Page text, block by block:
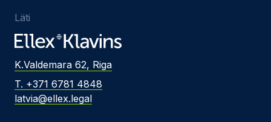
Läti
K.Valdemara 62, Riga
T. +371 6781 4848
latvia@ellex.legal